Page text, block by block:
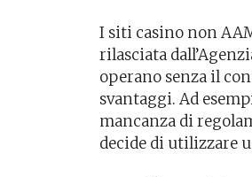
I siti casino non
rilasciata
operano senza il
svantaggi. Ad
mancanza di
decide di utilizzare